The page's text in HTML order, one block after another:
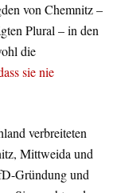
von Chemnitz –
Plural – in den
die
sie nie
verbreiteten
Mittweida und
Gründung und